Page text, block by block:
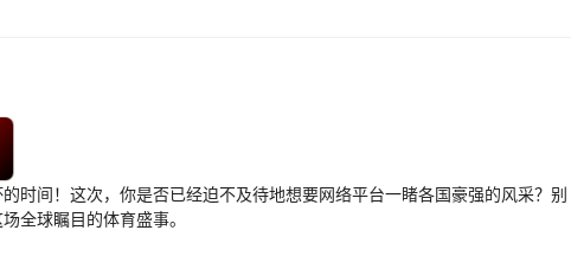
间！这次，你是否已经迫不及待地想要网络平台一睹各国豪强的风采？别
全球瞩目的体育盛事。